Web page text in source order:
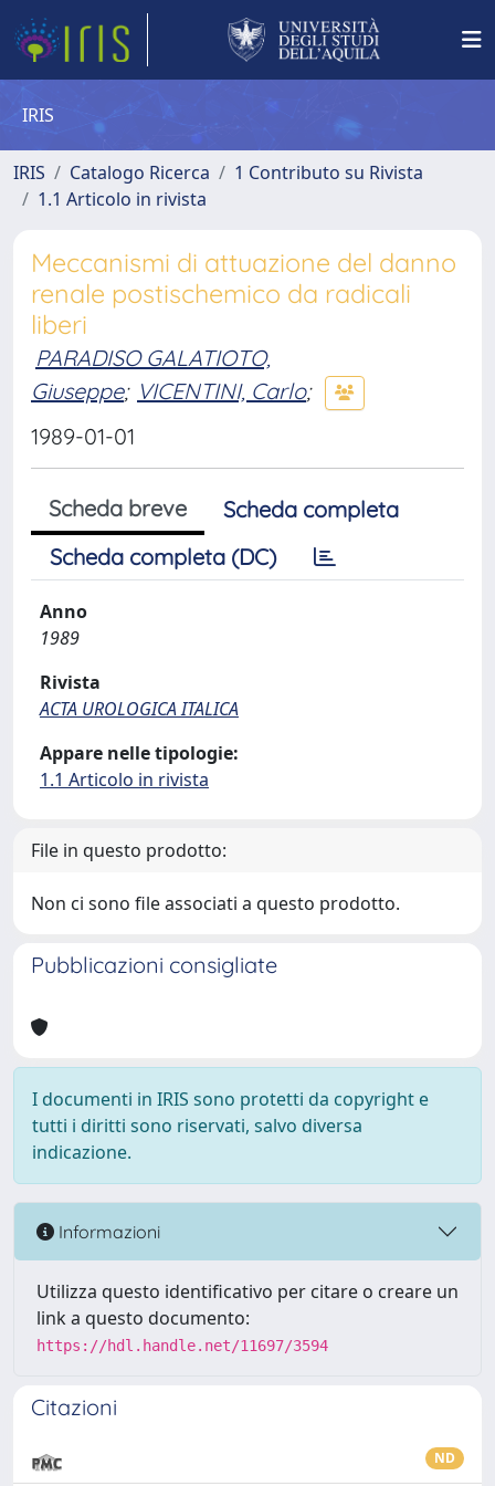
IRIS
IRIS Catalogo Ricerca
1 Contributo su Rivista
1.1 Articolo in rivista
Meccanismi di attuazione del danno
renale postischemico da radicali
liberi
PARADISO GALATIOTO,
Giuseppe; VICENTINI, Carlo;
1989-01-01
Scheda breve
Scheda completa
Scheda completa (DC)
Anno
1989
Rivista
ACTA UROLOGICA ITALICA
Appare nelle tipologie:
1.1 Articolo in rivista
File in questo prodotto:
Non ci sono file associati a questo prodotto.
Pubblicazioni consigliate
I documenti in IRIS sono protetti da copyright e
tutti i diritti sono riservati, salvo diversa
indicazione.
Informazioni
Utilizza questo identificativo per citare o creare un
link a questo documento:
https://hdl.handle.net/11697/3594
Citazioni
ND